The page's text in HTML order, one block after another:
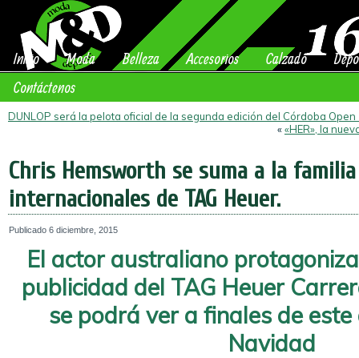
Inicio Moda Belleza Accesorios Calzado
Contáctenos
DUNLOP será la pelota oficial de la segunda edición del Córdoba Open
««HER», la
Chris Hemsworth se suma a la
internacionales de TAG Heuer.
Publicado 6 diciembre, 2015
El actor australiano
publicidad del TAG Heuer
se podrá ver a finales de este
Navidad